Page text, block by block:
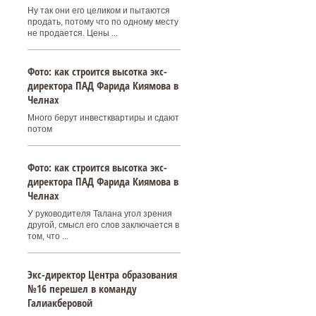
Ну так они его целиком и пытаются
продать, потому что по одному месту
не продается. Цены ...
Фото: как строится высотка экс-
директора ПАД Фарида Киямова в
Челнах
Много берут инвестквартиры и сдают
потом
Фото: как строится высотка экс-
директора ПАД Фарида Киямова в
Челнах
У руководителя Талана угол зрения
другой, смысл его слов заключается в
том, что ...
Экс-директор Центра образования
№16 перешел в команду
Галиакберовой